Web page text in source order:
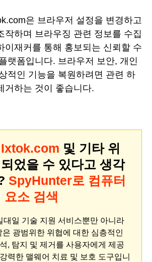
은 브라우저 설정을 변경하고
작하며 브라우징 관련 정보를 수집
이재커를 통해 홍보되는 신뢰할 수
랫폼입니다. 브라우저 보안, 개인
적인 기능을 복원하려면 관련 하
거하는 것이 좋습니다.
Ixtok.com 및 기타 위
었을 수 있다고 생각
SpyHunter로 컴퓨터
요소 검색
대일 기술 지원 서비스뿐만 아니라
은 광범위한 위협에 대한 심층적인
, 탐지 및 제거를 사용자에게 제공
력한 맬웨어 치료 및 보호 도구입니